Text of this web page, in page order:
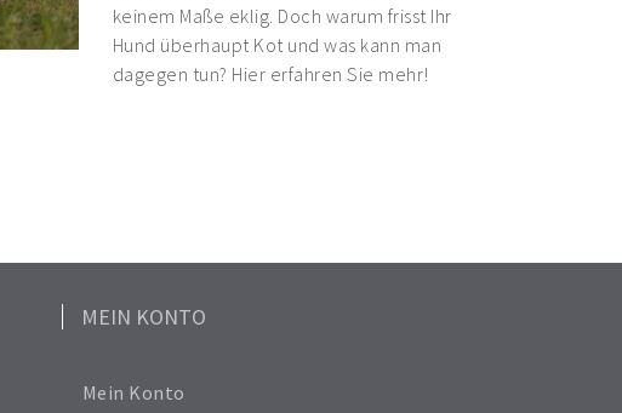
keinem Maße eklig. Doch warum frisst Ihr
Hund überhaupt Kot und was kann man
dagegen tun? Hier erfahren Sie mehr!
MEIN KONTO
Mein Konto